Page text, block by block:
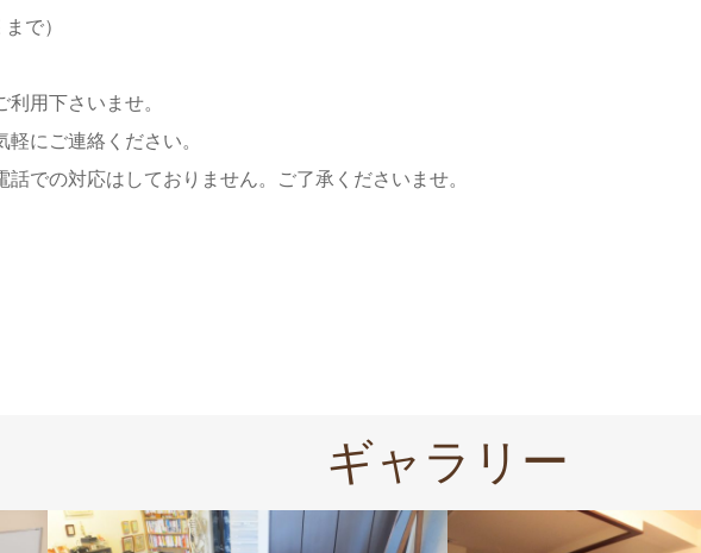
で）
利用下さいませ。
軽にご連絡ください。
での対応はしておりません。ご了承くださいませ。
ギャラリー